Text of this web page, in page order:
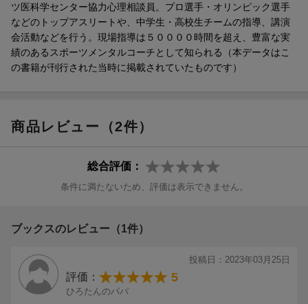
ツ医科学センター協力心理相談員。プロ選手・オリンピック選手
などのトップアスリートや、中学生・高校生チームの指導、講演
会活動などを行う。現場指導は５００００時間を超え、豊富な実
績のあるスポーツメンタルコーチとして知られる（本データはこ
の書籍が刊行された当時に掲載されていたものです）
商品レビュー（2件）
総合評価：
条件に満たないため、評価は表示できません。
ブックスのレビュー（1件）
投稿日：2023年03月25日
評価： 5
ひろたんのパパ